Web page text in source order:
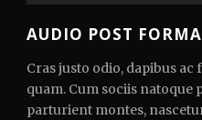
AUDIO POST
Cras justo odio, dapibus ac
quam. Cum sociis natoque
parturient montes,